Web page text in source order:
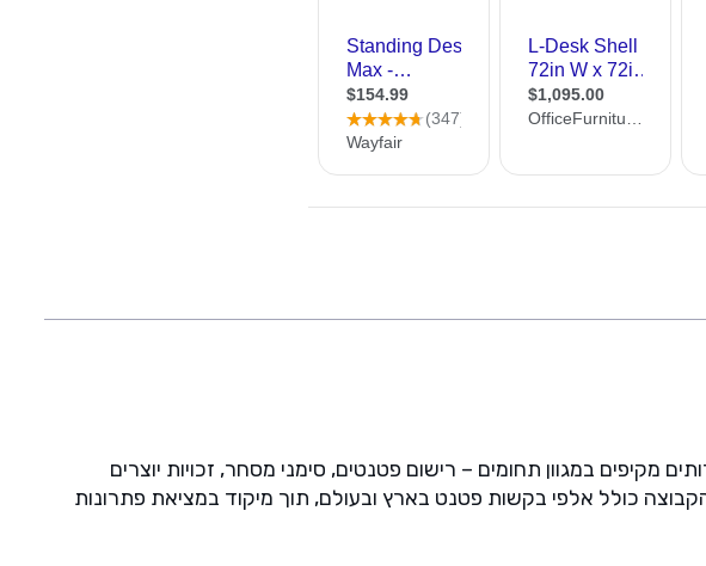
מקיפים במגוון תחומים – רישום פטנטים, סימני מסחר, זכויות יוצרים
הקבוצה כולל אלפי בקשות פטנט בארץ ובעולם, תוך מיקוד במציאת פתרונות